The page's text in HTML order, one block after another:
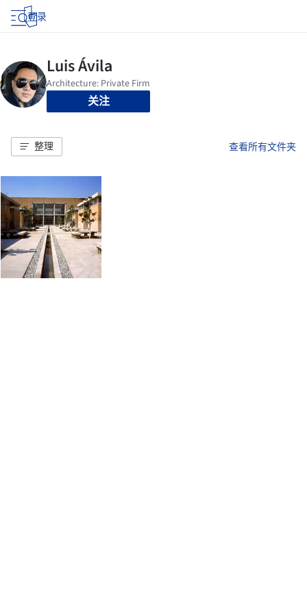
登录
关注
整理 查看所有文件夹